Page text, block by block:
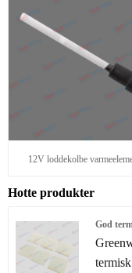
12V loddekolbe
Hotte produkter
God